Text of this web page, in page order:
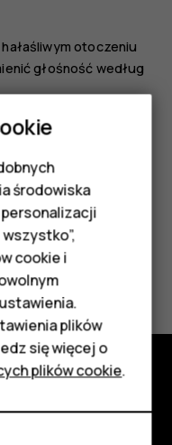
otoczeniu
głośność według
głośność podczas
środowiska
cookie i
plików
się więcej o
plików cookie.